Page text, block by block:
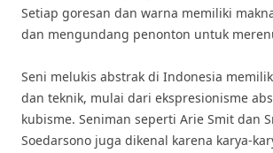
Setiap goresan dan warna memiliki
dan mengundang penonton untuk
Seni melukis abstrak di Indonesia
dan teknik, mulai dari ekspresionisme
kubisme. Seniman seperti Arie Smit dan
Soedarsono juga dikenal karena karya-